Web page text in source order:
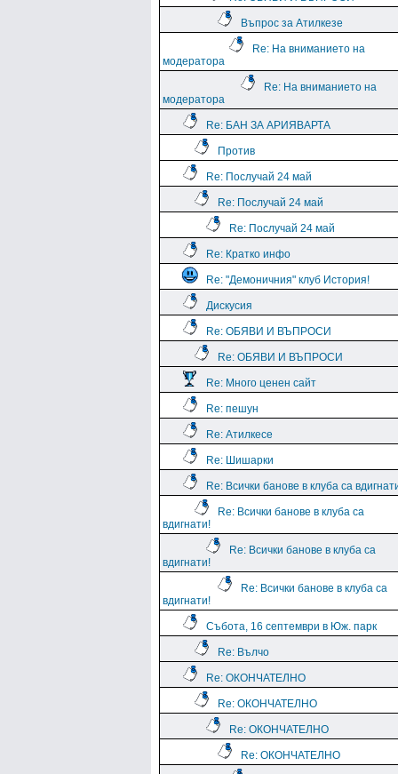
Въпрос за Атилкезе
Re: На вниманието на
модератора
Re: На вниманието на
модератора
Re: БАН ЗА АРИЯВАРТА
Против
Re: Послучай 24 май
Re: Послучай 24 май
Re: Послучай 24 май
Re: Кратко инфо
Re: "Демоничния" клуб История!
Дискусия
Re: ОБЯВИ И ВЪПРОСИ
Re: ОБЯВИ И ВЪПРОСИ
Re: Много ценен сайт
Re: пешун
Re: Атилкесе
Re: Шишарки
Re: Всички банове в клуба са
Re: Всички банове в клуба са
вдигнати!
Re: Всички банове в клуба са
вдигнати!
Re: Всички банове в клуба са
вдигнати!
Събота, 16 септември в Юж. парк
Re: Вълчо
Re: ОКОНЧАТЕЛНО
Re: ОКОНЧАТЕЛНО
Re: ОКОНЧАТЕЛНО
Re: ОКОНЧАТЕЛНО